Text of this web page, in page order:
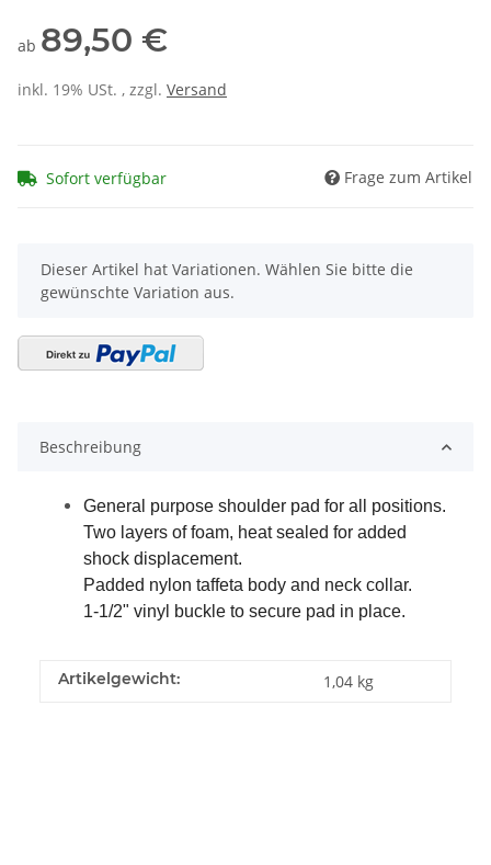
ab 89,50 €
inkl. 19% USt. , zzgl. Versand
Sofort verfügbar Frage zum Artikel
x
Dieser Artikel hat Variationen. Wählen Sie bitte die
gewünschte Variation aus.
Beschreibung
General purpose shoulder pad for all positions.
Two layers of foam, heat sealed for added
shock displacement.
Padded nylon taffeta body and neck collar.
1-1/2" vinyl buckle to secure pad in place.
Artikelgewicht: 1,04 kg